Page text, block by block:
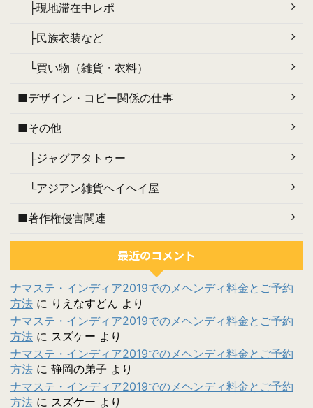
├現地滞在中レポ
├民族衣装など
└買い物（雑貨・衣料）
■デザイン・コピー関係の仕事
■その他
├ジャグアタトゥー
└アジアン雑貨ヘイヘイ屋
■著作権侵害関連
最近のコメント
ナマステ・インディア2019でのメヘンディ料金とご予約
方法 に りえなすどん より
ナマステ・インディア2019でのメヘンディ料金とご予約
方法 に スズケー より
ナマステ・インディア2019でのメヘンディ料金とご予約
方法 に 静岡の弟子 より
ナマステ・インディア2019でのメヘンディ料金とご予約
方法 に スズケー より